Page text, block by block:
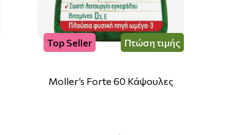
Πτώση τιμής
Top Seller
Moller’s Forte 60 Κάψουλες